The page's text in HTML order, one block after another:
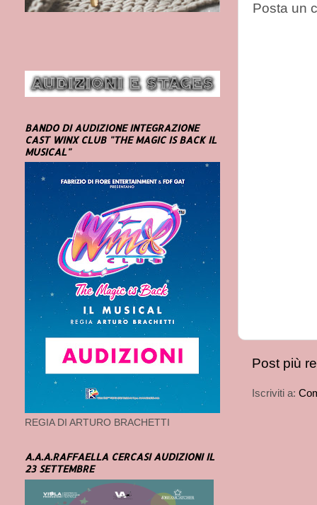
Posta un
Post più
Iscriviti a:
BANDO DI AUDIZIONE INTEGRAZIONE
CAST WINX CLUB "THE MAGIC IS BACK IL
MUSICAL"
REGIA DI ARTURO BRACHETTI
A.A.A.RAFFAELLA CERCASI AUDIZIONI IL
23 SETTEMBRE